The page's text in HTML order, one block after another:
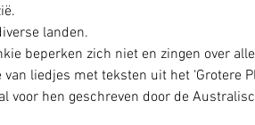
landen.
beperken zich niet en zingen over
liedjes met teksten uit het ‘Grotere
voor hen geschreven door de